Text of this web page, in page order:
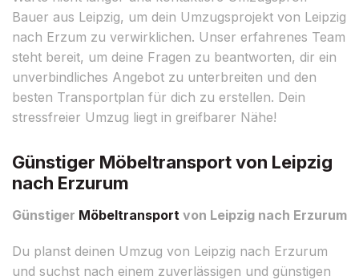
Bauer aus Leipzig, um dein Umzugsprojekt von Leipzig
nach Erzum zu verwirklichen. Unser erfahrenes Team
steht bereit, um deine Fragen zu beantworten, dir ein
unverbindliches Angebot zu unterbreiten und den
besten Transportplan für dich zu erstellen. Dein
stressfreier Umzug liegt in greifbarer Nähe!
Günstiger Möbeltransport von Leipzig
nach Erzurum
Günstiger Möbeltransport von Leipzig nach Erzurum
Du planst deinen Umzug von Leipzig nach Erzurum
und suchst nach einem zuverlässigen und günstigen